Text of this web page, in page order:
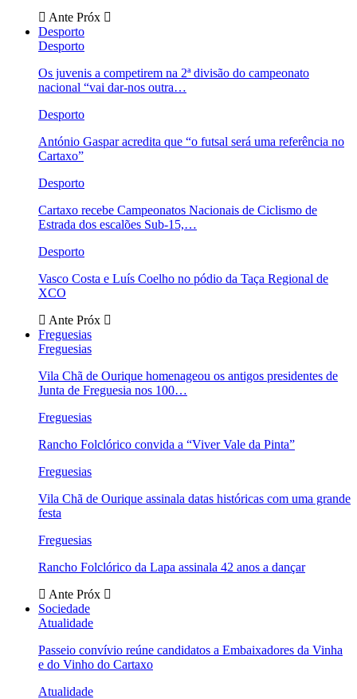
Ante Próx
Desporto
Desporto
Os juvenis a competirem na 2ª divisão do campeonato
nacional “vai dar-nos outra…
Desporto
António Gaspar acredita que “o futsal será uma referência no
Cartaxo”
Desporto
Cartaxo recebe Campeonatos Nacionais de Ciclismo de
Estrada dos escalões Sub-15,…
Desporto
Vasco Costa e Luís Coelho no pódio da Taça Regional de
XCO
Ante Próx
Freguesias
Freguesias
Vila Chã de Ourique homenageou os antigos presidentes de
Junta de Freguesia nos 100…
Freguesias
Rancho Folclórico convida a “Viver Vale da Pinta”
Freguesias
Vila Chã de Ourique assinala datas históricas com uma grande
festa
Freguesias
Rancho Folclórico da Lapa assinala 42 anos a dançar
Ante Próx
Sociedade
Atualidade
Passeio convívio reúne candidatos a Embaixadores da Vinha
e do Vinho do Cartaxo
Atualidade